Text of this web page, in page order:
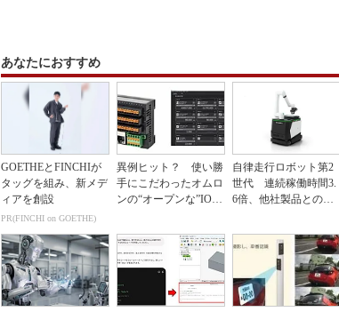
あなたにおすすめ
GOETHEとFINCHIが
タッグを組み、新メデ
ィアを創設
PR(FINCHI on GOETHE)
異例ヒット？ 使い勝
手にこだわったオムロ
ンの“オープンな”IO-L
自律走行ロボット第2
世代 連続稼働時間3.
6倍、他社製品との連